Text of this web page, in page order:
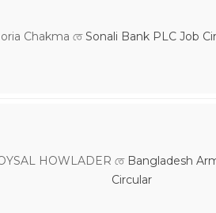
Chakma তেSonali Bank PLC Job
HOWLADER তে Bangladesh
Circular